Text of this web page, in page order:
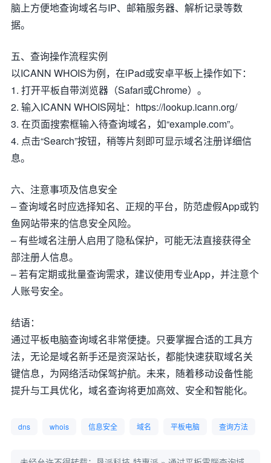
脑上方便地查询域名与IP、邮箱服务器、解析记录等数
据。
五、查询操作流程实例
以ICANN WHOIS为例，在iPad或安卓平板上操作如下：
1. 打开平板自带浏览器（Safari或Chrome）。
2. 输入ICANN WHOIS网址：https://lookup.icann.org/
3. 在页面搜索框输入待查询域名，如“example.com”。
4. 点击“Search”按钮，稍等片刻即可显示域名注册详细信
息。
六、注意事项及信息安全
– 查询域名时应选择知名、正规的平台，防范虚假App或钓
鱼网站带来的信息安全风险。
– 有些域名注册人启用了隐私保护，可能无法直接获得全
部注册人信息。
– 若有定期或批量查询需求，建议使用专业App，并注意个
人账号安全。
结语：
通过平板电脑查询域名非常便捷。只要掌握合适的工具方
法，无论是域名新手还是资深站长，都能快速获取域名关
键信息，为网络活动保驾护航。未来，随着移动设备性能
提升与工具优化，域名查询将更加高效、安全和智能化。
dns whois 信息安全 域名 平板电脑 查询方法